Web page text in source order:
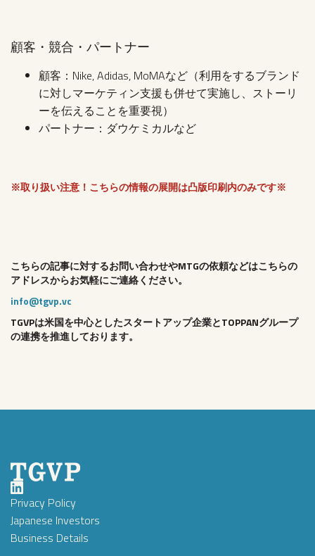
顧客・競合・パートナー
顧客：Nike, Adidas, MoMAなど（利用をするブランド
に対しマーケティン支援も併せて実施し、ストーリ
ーを伝えることを重要視）
パートナー：ダウケミカルなど
※取り扱い注意！こちらの情報の展開は凸版印刷内のみです※
こちらの記事に対するお問い合わせやMTGの依頼などはこちらの
アドレスからお気軽にご連絡ください。
info@tgvp.vc
TGVPは米国を中心としたスタートアップ企業とTOPPANグループ
の連携を推進しております。
Japanese Investors
Privacy Policy
Business Details